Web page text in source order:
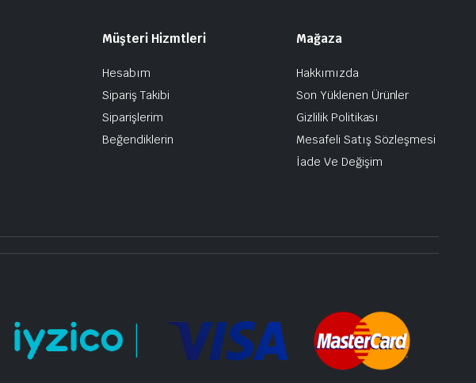
Müşteri Hizmtleri
Hesabım
Sipariş Takibi
Siparişlerim
Beğendiklerin
Mağaza
Hakkımızda
Son Yüklenen Ürünler
Gizlilik Politikası
Mesafeli Satış Sözleşmesi
İade Ve Değişim